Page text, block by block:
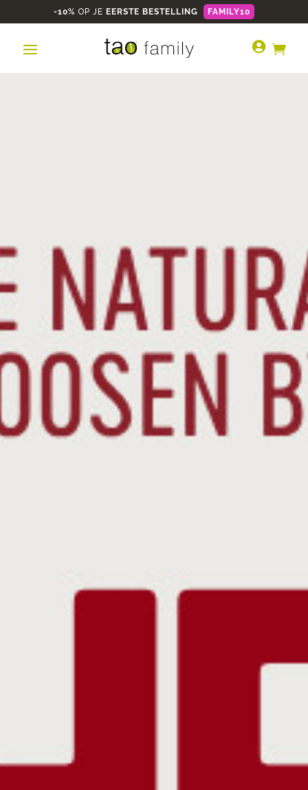
-10% OP JE EERSTE BESTELLING FAMILY10
 